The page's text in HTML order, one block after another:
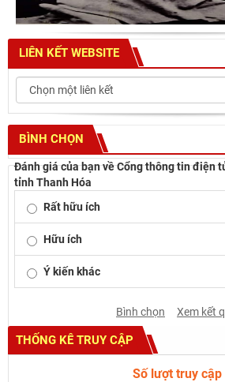
LIÊN KẾT WEBSITE
BÌNH CHỌN
Đánh giá của bạn về Cổng thông tin điện
tỉnh Thanh Hóa
Rất hữu ích
Hữu ích
Ý kiến khác
Bình chọn Xem kết
THỐNG KÊ TRUY CẬP
Số lượt truy cập